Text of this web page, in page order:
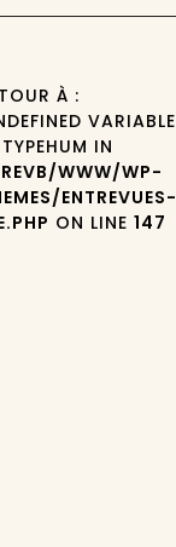
À :
VARIABLE
IN
WWW/WP-
ENTREVUES-
ON LINE 147